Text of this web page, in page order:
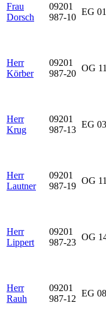
Frau
Dorsch
09201
987-10
EG 01
Herr
Körber
09201
987-20
OG 11
Herr
Krug
09201
987-13
EG 03
Herr
Lautner
09201
987-19
OG 11
Herr
Lippert
09201
987-23
OG
Herr
Rauh
09201
987-12
EG 08